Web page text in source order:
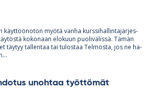
käyt­töö­no­ton myötä vanha kurs­si­hal­lin­ta­jär­jes­
ko­ko­naan elo­kuun puo­li­vä­lissä. Tä­män
täy­tyy tal­len­taa tai tu­los­taa Tel­mosta, jos ne ha­
unoh­taa työt­tö­mät